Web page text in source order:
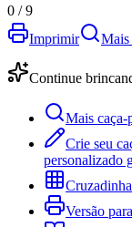
0 /9
Imprimir
Mais
Continue
Mais caça-
Crie seu
personalizado
Versão